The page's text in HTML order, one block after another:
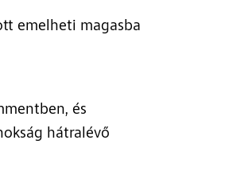
emelheti magasba
és
hátralévő